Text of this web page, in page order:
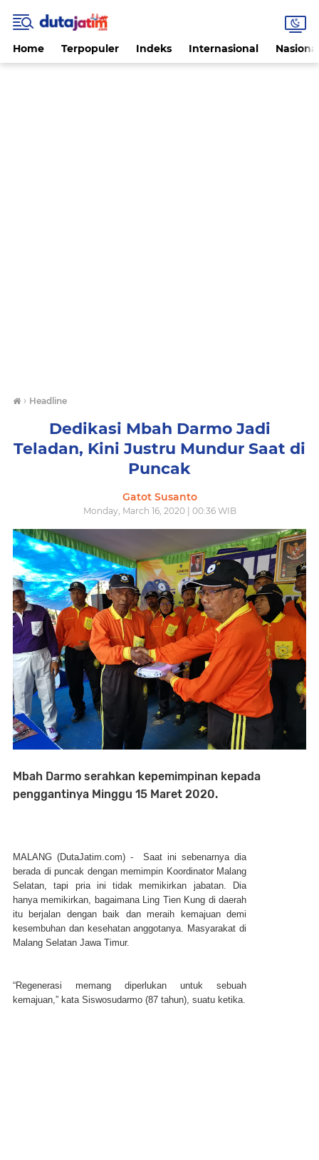
Home Terpopuler Indeks Internasional
› Headline
Dedikasi Mbah Darmo Jadi
Teladan, Kini Justru Mundur Saat di
Puncak
Gatot Susanto
Monday, March 16, 2020 | 00:36 WIB
Mbah Darmo serahkan kepemimpinan kepada
penggantinya Minggu 15 Maret 2020.
MALANG (DutaJatim.com) - Saat ini sebenarnya dia
berada di puncak dengan memimpin Koordinator Malang
Selatan, tapi pria ini tidak memikirkan jabatan. Dia
hanya memikirkan, bagaimana Ling Tien Kung di daerah
itu berjalan dengan baik dan meraih kemajuan demi
kesembuhan dan kesehatan anggotanya. Masyarakat di
Malang Selatan Jawa Timur.
“Regenerasi memang diperlukan untuk sebuah
kemajuan,” kata Siswosudarmo (87 tahun), suatu ketika.